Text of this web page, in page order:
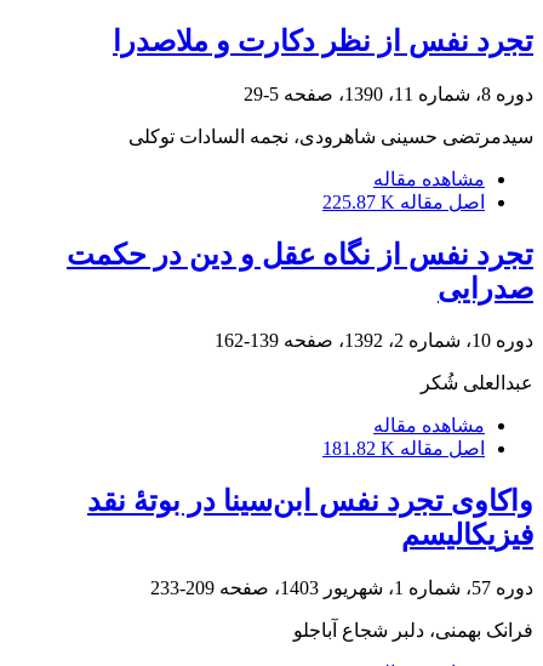
تجرد نفس از نظر دکارت و ملاصدرا
دوره 8، شماره 11، 1390، صفحه 5-29
سیدمرتضی حسینی شاهرودی، نجمه السادات توکلی
مشاهده مقاله
اصل مقاله 225.87 K
تجرد نفس از نگاه عقل و دین در حکمت
صدرایی
دوره 10، شماره 2، 1392، صفحه 139-162
عبدالعلی شُکر
مشاهده مقاله
اصل مقاله 181.82 K
واکاوی تجرد نفس ابن‌سینا در بوتۀ نقد
فیزیکالیسم‏
دوره 57، شماره 1، شهریور 1403، صفحه 209-233
فرانک بهمنی، دلبر شجاع آباجلو